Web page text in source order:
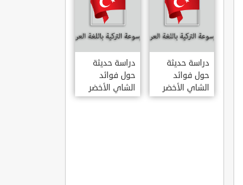
دراسة حديثة
حول فوائد
الشاي الأخضر
دراسة حديثة
حول فوائد
الشاي الأخضر
لعلاج التهاب